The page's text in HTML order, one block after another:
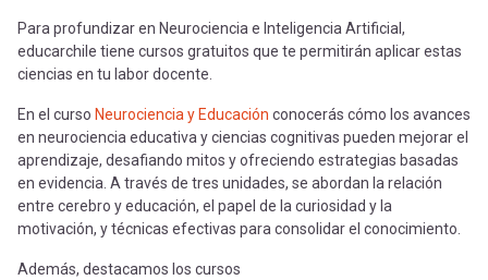
Para profundizar en Neurociencia e Inteligencia Artificial,
educarchile tiene cursos gratuitos que te permitirán aplicar estas
ciencias en tu labor docente.
En el curso Neurociencia y Educación conocerás cómo los avances
en neurociencia educativa y ciencias cognitivas pueden mejorar el
aprendizaje, desafiando mitos y ofreciendo estrategias basadas
en evidencia. A través de tres unidades, se abordan la relación
entre cerebro y educación, el papel de la curiosidad y la
motivación, y técnicas efectivas para consolidar el conocimiento.
Además, destacamos los cursos